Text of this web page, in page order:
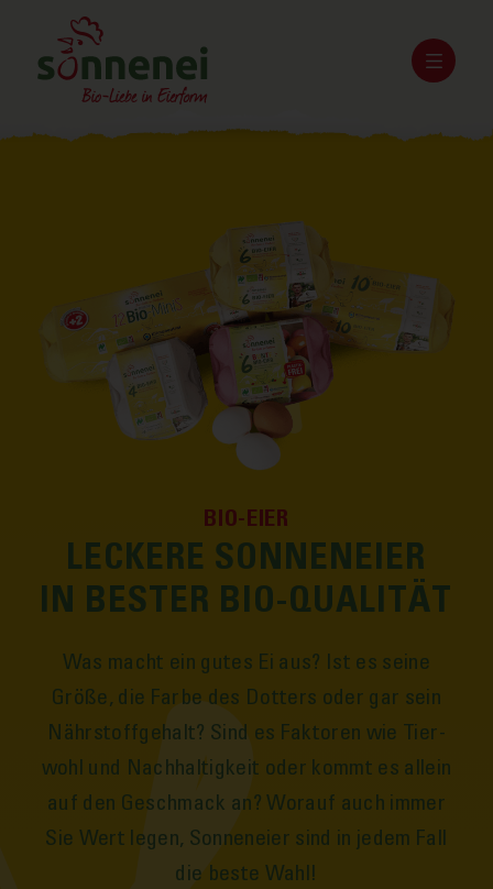
BIO-EIER
LECKERE SONNENEIER
IN BESTER BIO-QUALITÄT
Was macht ein gutes Ei aus? Ist es seine
Größe, die Farbe des Dotters oder gar sein
Nährstoff­gehalt? Sind es Faktoren wie Tier­
wohl und Nach­haltigkeit oder kommt es allein
auf den Geschmack an? Wo­rauf auch immer
Sie Wert legen, Sonnen­eier sind in jedem Fall
die beste Wahl!